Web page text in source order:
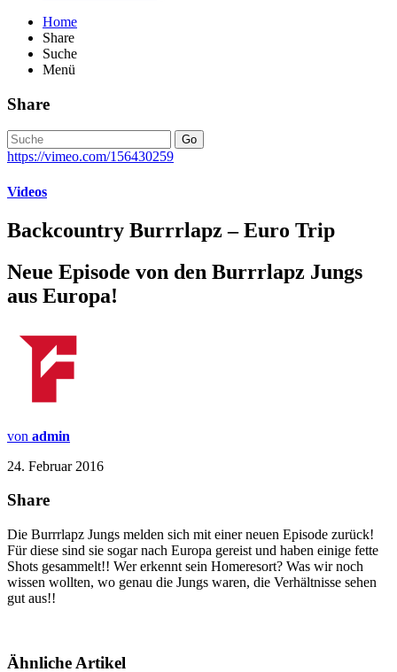
Home
Share
Suche
Menü
Share
Go
https://vimeo.com/156430259
Videos
Backcountry Burrrlapz – Euro Trip
Neue Episode von den Burrrlapz Jungs
aus Europa!
von admin
24. Februar 2016
Share
Die Burrrlapz Jungs melden sich mit einer neuen Episode zurück!
Für diese sind sie sogar nach Europa gereist und haben einige fette
Shots gesammelt!! Wer erkennt sein Homeresort? Was wir noch
wissen wollten, wo genau die Jungs waren, die Verhältnisse sehen
gut aus!!
Ähnliche Artikel